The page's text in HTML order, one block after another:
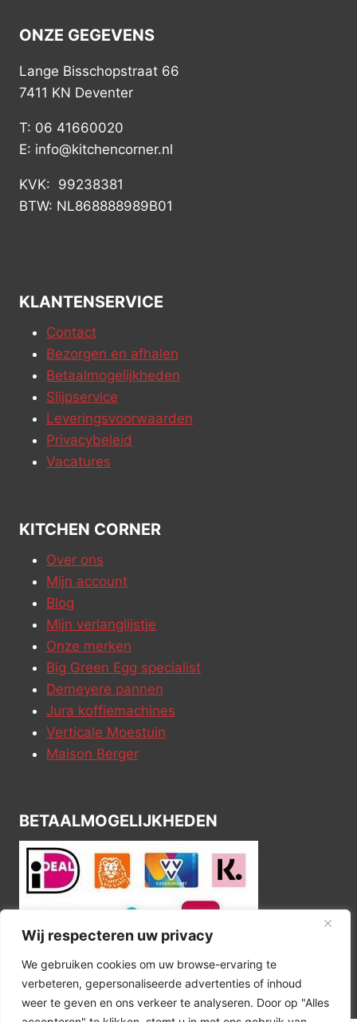
Wij respecteren uw privacy
We gebruiken cookies om uw browse-ervaring te
verbeteren, gepersonaliseerde advertenties of inhoud
weer te geven en ons verkeer te analyseren. Door op "Alles
ONZE GEGEVENS
Lange Bisschopstraat 66
7411 KN Deventer
T: 06 41660020
E: info@kitchencorner.nl
KVK: 99238381
BTW: NL868888989B01
KLANTENSERVICE
Contact
Bezorgen en afhalen
Betaalmogelijkheden
Slijpservice
Leveringsvoorwaarden
Privacybeleid
Vacatures
KITCHEN CORNER
Over ons
Mijn account
Blog
Mijn verlanglijstje
Onze merken
Big Green Egg specialist
Demeyere pannen
Jura koffiemachines
Verticale Moestuin
Maison Berger
BETAALMOGELIJKHEDEN